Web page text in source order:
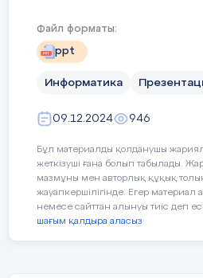
– Даму
жұмыс
шығару» әдісі
4
Жасанды интеллект және
5
туралы негізгі түсініктерді
Файл форматы:
ppt
Информатика
09.12.2024 946
Бұл материалды қолданушы
жеткізуші ғана болып табылады.
мазмұны мен авторлық құқық
жауапкершілігінде. Егер материал
немесе сайттан алынуы тиіс деп
шағым қалдыра аласыз